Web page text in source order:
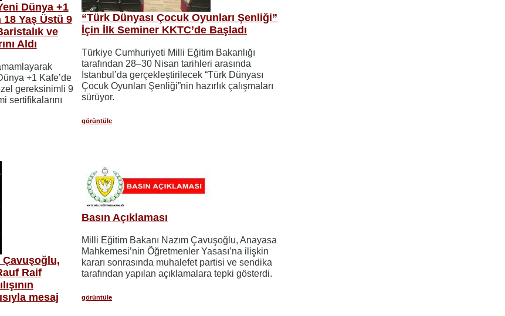
Dünya +1
18 Yaş Üstü 9
ve
Aldı
+1 Kafe’de
gereksinimli 9
sertifikalarını
“Türk Dünyası Çocuk Oyunları Şenliği”
İçin İlk Seminer KKTC’de Başladı
Türkiye Cumhuriyeti Milli Eğitim Bakanlığı
tarafından 28–30 Nisan tarihleri arasında
İstanbul’da gerçekleştirilecek “Türk Dünyası
Çocuk Oyunları Şenliği”nin hazırlık çalışmaları
sürüyor.
görüntüle
Çavuşoğlu,
Raif
mesaj
Basın Açıklaması
Milli Eğitim Bakanı Nazım Çavuşoğlu, Anayasa
Mahkemesi’nin Öğretmenler Yasası’na ilişkin
kararı sonrasında muhalefet partisi ve sendika
tarafından yapılan açıklamalara tepki gösterdi.
görüntüle